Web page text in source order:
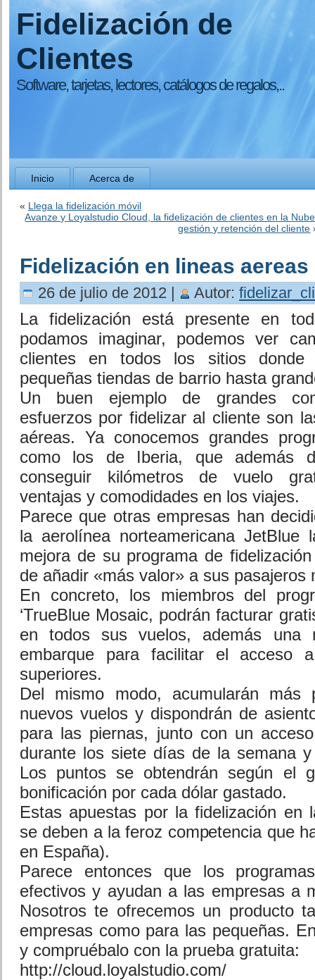
Fidelización de
Clientes
Software, tarjetas, lectores, catálogos de regalos,..
Inicio Acerca de
« Llega la fidelización móvil
Avanze y Loyalstudio Cloud, la fidelización de clientes en la
gestión y retención del cliente
Fidelización en lineas aereas
26 de julio de 2012 | Autor:
La fidelización está presente en
podamos imaginar, podemos ver
clientes en todos los sitios donde
pequeñas tiendas de barrio hasta
Un buen ejemplo de grandes
esfuerzos por fidelizar al cliente son
aéreas. Ya conocemos grandes
como los de Iberia, que además
conseguir kilómetros de vuelo
ventajas y comodidades en los viajes.
Parece que otras empresas han
la aerolínea norteamericana JetBlue
mejora de su programa de
de añadir «más valor» a sus pasajeros
En concreto, los miembros del
‘TrueBlue Mosaic, podrán facturar
en todos sus vuelos, además una
embarque para facilitar el acceso
superiores.
Del mismo modo, acumularán más
nuevos vuelos y dispondrán de
para las piernas, junto con un
durante los siete días de la semana
Los puntos se obtendrán según el
bonificación por cada dólar gastado.
Estas apuestas por la fidelización en
se deben a la feroz competencia que
en España).
Parece entonces que los
efectivos y ayudan a las empresas a
Nosotros te ofrecemos un producto
empresas como para las pequeñas.
y compruébalo con la prueba gratuita:
http://cloud.loyalstudio.com/